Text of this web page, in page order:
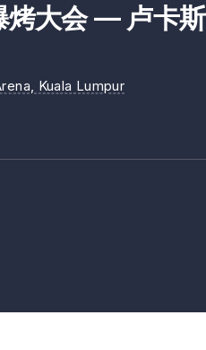
烤大会 — 卢卡斯
, Kuala Lumpur